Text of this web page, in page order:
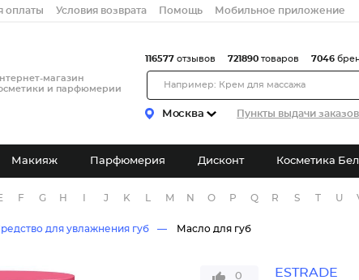
оплаты Условия возврата Помощь Мобильное приложение
магазин
и парфюмерии
Москва Пункты выдачи заказов
116577 отзывов 721890 товаров 7046
Макияж Парфюмерия Дисконт Косметика
F G H J K M N O P Q R S T U
для увлажнения губ Масло для губ
0 ESTRADE